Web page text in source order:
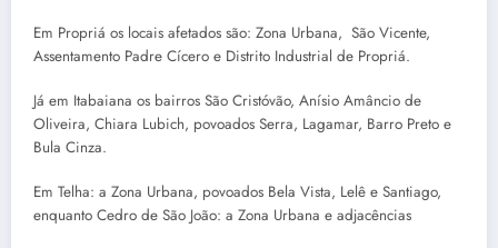
Em Propriá os locais afetados são: Zona Urbana, São Vicente,
Assentamento Padre Cícero e Distrito Industrial de Propriá.
Já em Itabaiana os bairros São Cristóvão, Anísio Amâncio de
Oliveira, Chiara Lubich, povoados Serra, Lagamar, Barro Preto e
Bula Cinza.
Em Telha: a Zona Urbana, povoados Bela Vista, Lelê e Santiago,
enquanto Cedro de São João: a Zona Urbana e adjacências